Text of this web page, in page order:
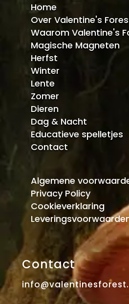
Home
Over Valentine's
Waarom Valentine's
Magische Magneten
Herfst
Winter
Lente
Zomer
Dieren
Dag & Nacht
Educatieve spelletjes
Contact
Algemene
Privacy Policy
Cookieverklaring
Contact